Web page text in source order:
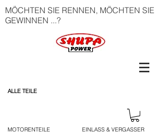
MÖCHTEN SIE RENNEN, MÖCHTEN SIE
GEWINNEN ...?
ALLE TEILE
MOTORENTEILE EINLASS & VERGASSER